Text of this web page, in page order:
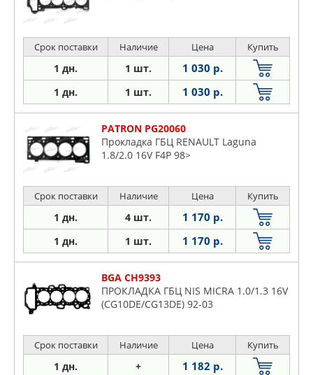
Срок поставки Наличие Цена Купить
1 дн. 1 шт. 1 030 р.
1 дн. 1 шт. 1 030 р.
PATRON PG20060
Прокладка ГБЦ RENAULT Laguna
1.8/2.0 16V F4P 98>
Срок поставки Наличие Цена Купить
1 дн. 4 шт. 1 170 р.
1 дн. 1 шт. 1 170 р.
BGA CH9393
ПРОКЛАДКА ГБЦ NIS MICRA 1.0/1.3 16V
(CG10DE/CG13DE) 92-03
Срок поставки Наличие Цена Купить
1 дн. + 1 182 р.